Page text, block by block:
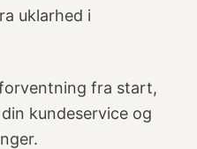
uklarhed i
fra start,
kundeservice og